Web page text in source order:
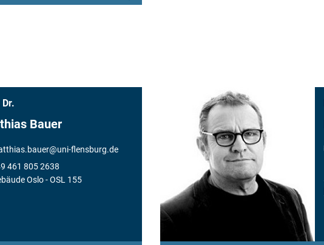
Bauer
@uni-flensburg.de
461 805 2638
Oslo- OSL 155